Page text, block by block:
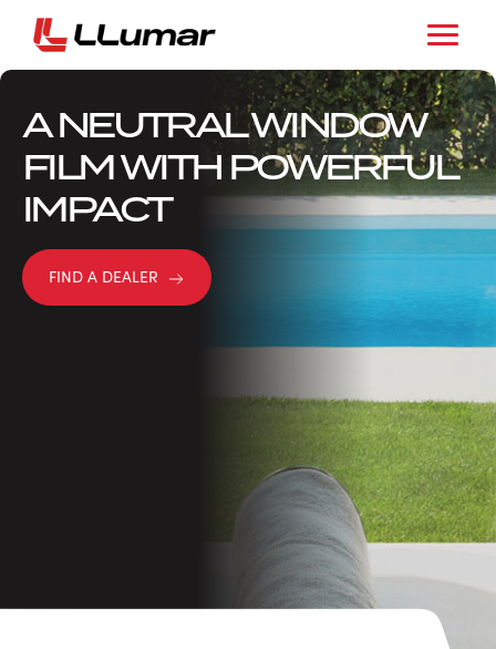
A NEUTRAL WINDOW
FILM WITH POWERFUL
IMPACT
FIND A DEALER